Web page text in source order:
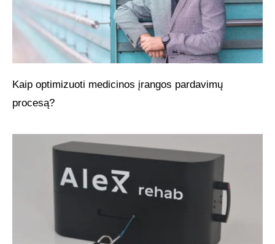
Kaip optimizuoti medicinos įrangos pardavimų
procesą?